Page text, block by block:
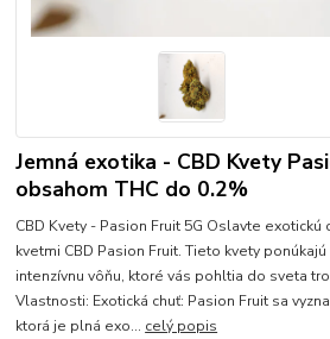
Jemná exotika - CBD Kvety
obsahom THC do 0.2%
CBD Kvety - Pasion Fruit 5G Oslavte
kvetmi CBD Pasion Fruit. Tieto kvety
intenzívnu vôňu, ktoré vás pohltia do sveta
Vlastnosti: Exotická chuť: Pasion Fruit sa
ktorá je plná exo... celý popis